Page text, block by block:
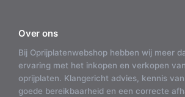
Over ons
Bij Oprijplatenwebshop hebben wij meer
ervaring met het inkopen en verkopen
oprijplaten. Klangericht advies, kennis
goede bereikbaarheid en een correcte